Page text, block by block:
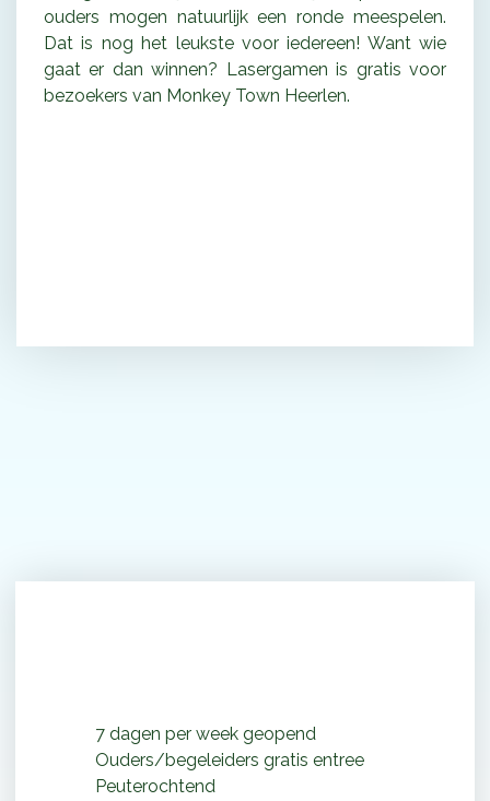
ouders mogen natuurlijk een ronde meespelen.
Dat is nog het leukste voor iedereen! Want wie
gaat er dan winnen? Lasergamen is gratis voor
bezoekers van Monkey Town Heerlen.
7 dagen per week geopend
Ouders/begeleiders gratis entree
Peuterochtend